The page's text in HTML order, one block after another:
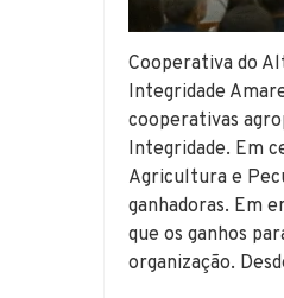
Cooperativa do
Integridade
cooperativas
Integridade. Em
Agricultura e
ganhadoras. Em
que os ganhos
organização.